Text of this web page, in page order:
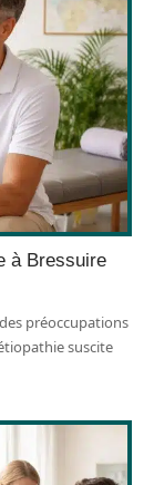
à Bressuire
préoccupations
suscite